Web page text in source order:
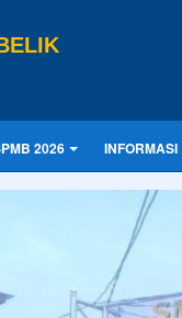
2026 INFORMASI
depan. Hari esok